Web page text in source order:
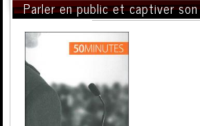
Titre
Auteur
Éditeur
Distribution :
Nb. d'hommes :
Parler en public et captiver